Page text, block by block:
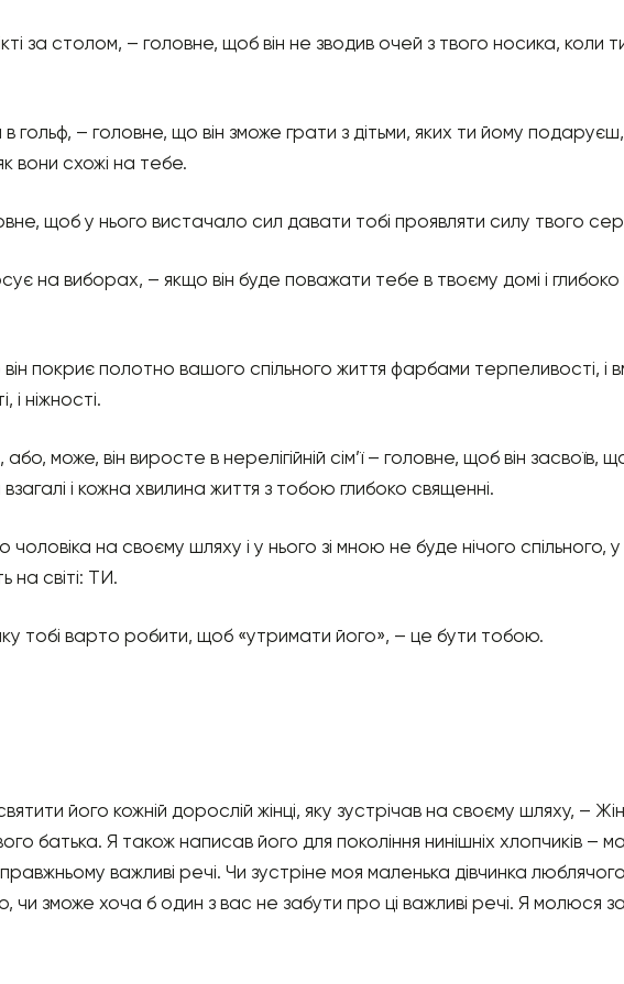
за столом, – головне, щоб він не зводив очей з твого носика, коли
гольф, – головне, що він зможе грати з дітьми, яких ти йому подаруєш,
вони схожі на тебе.
щоб у нього вистачало сил давати тобі проявляти силу твого
на виборах, – якщо він буде поважати тебе в твоєму домі і
покриє полотно вашого спільного життя фарбами терпеливості, і
ніжності.
може, він виросте в нерелігійній сім’ї – головне, щоб він засвоїв,
і кожна хвилина життя з тобою глибоко священні.
на своєму шляху і у нього зі мною не буде нічого спільного,
на світі: ТИ.
тобі варто робити, щоб «утримати його», – це бути тобою.
його кожній дорослій жінці, яку зустрічав на своєму шляху, –
батька. Я також написав його для покоління нинішніх хлопчиків –
важливі речі. Чи зустріне моя маленька дівчинка люблячого
чи зможе хоча б один з вас не забути про ці важливі речі. Я молюся